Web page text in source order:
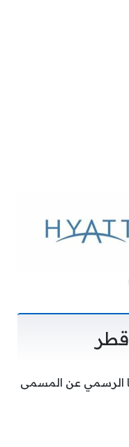
الرسمي عن المسمى